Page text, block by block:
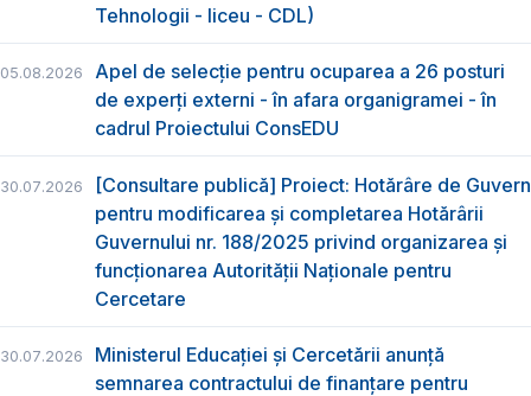
Tehnologii - liceu - CDL)
05.08.2026
Apel de selecție pentru ocuparea a 26 posturi
de experți externi - în afara organigramei - în
cadrul Proiectului ConsEDU
30.07.2026
[Consultare publică] Proiect: Hotărâre de Guvern
pentru modificarea și completarea Hotărârii
Guvernului nr. 188/2025 privind organizarea şi
funcţionarea Autorităţii Naţionale pentru
Cercetare
30.07.2026
Ministerul Educației și Cercetării anunță
semnarea contractului de finanțare pentru